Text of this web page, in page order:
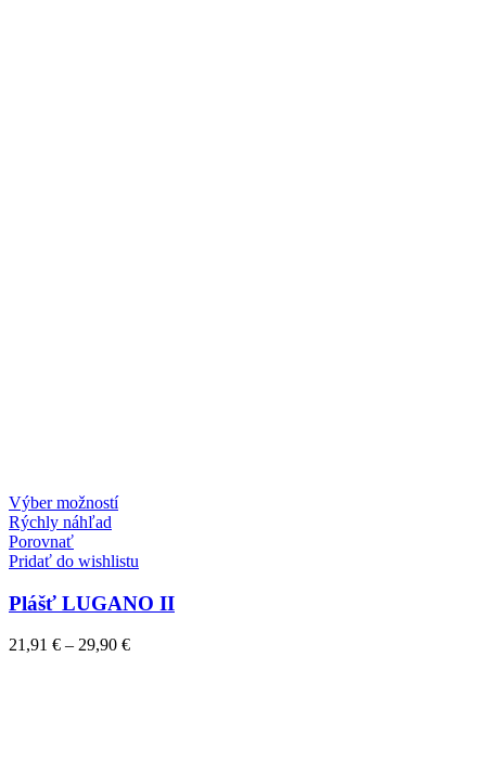
Výber možnostíTento
viacero
Možnosti
si
môžete
Rýchly náhľad
Porovnať
Pridať do wishlistu
Plášť LUGANO II
21,91 € – 29,90 €Price